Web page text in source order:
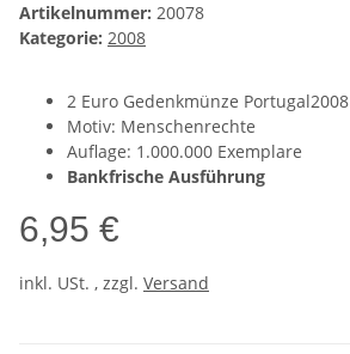
Artikelnummer: 20078
Kategorie: 2008
2 Euro Gedenkmünze Portugal2008
Motiv: Menschenrechte
Auflage: 1.000.000 Exemplare
Bankfrische Ausführung
6,95 €
inkl. USt. , zzgl. Versand